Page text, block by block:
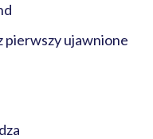
pierwszy ujawnione